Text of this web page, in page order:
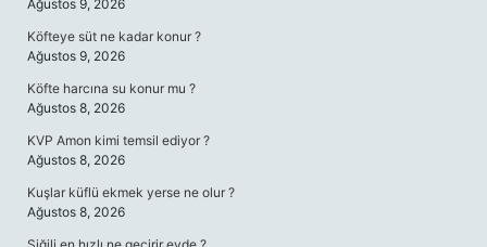
Ağustos 9, 2026
Köfteye süt ne kadar konur ?
Ağustos 9, 2026
Köfte harcına su konur mu ?
Ağustos 8, 2026
KVP Amon kimi temsil ediyor ?
Ağustos 8, 2026
Kuşlar küflü ekmek yerse ne olur ?
Ağustos 8, 2026